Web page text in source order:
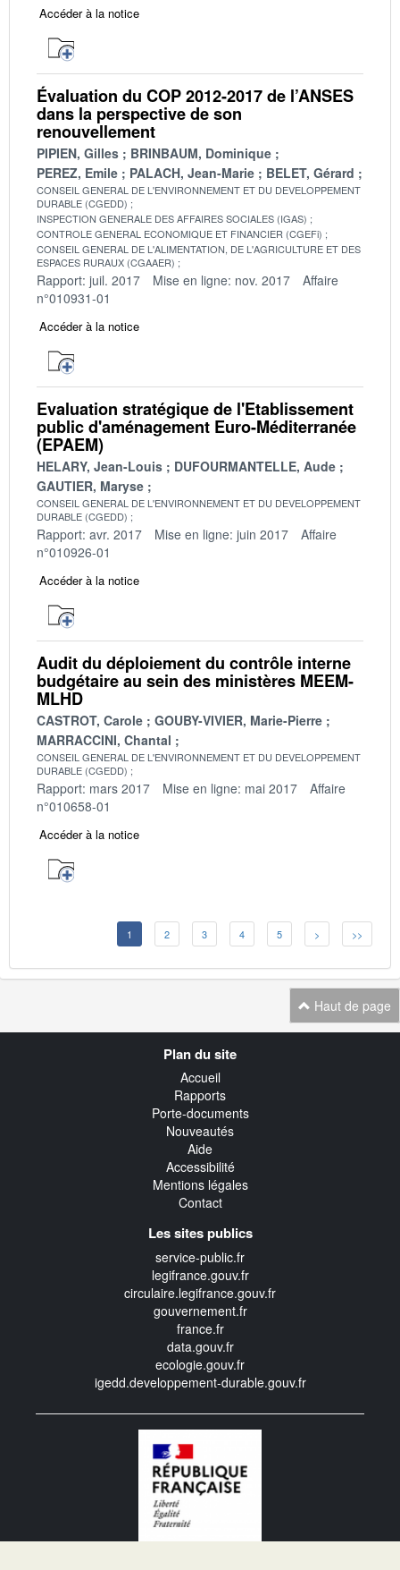
Accéder à la notice
Évaluation du COP 2012-2017 de l’ANSES
dans la perspective de son
renouvellement
PIPIEN, Gilles
BRINBAUM, Dominique
PEREZ, Emile
PALACH, Jean-Marie BELET, Gérard
CONSEIL GENERAL DE L'ENVIRONNEMENT ET DU DEVELOPPEMENT
DURABLE (CGEDD)
INSPECTION GENERALE DES AFFAIRES SOCIALES (IGAS)
CONTROLE GENERAL ECONOMIQUE ET FINANCIER (CGEFi)
CONSEIL GENERAL DE L'ALIMENTATION, DE L'AGRICULTURE ET DES
ESPACES RURAUX (CGAAER)
Rapport: juil. 2017 Mise en ligne: nov. 2017
Affaire
n°010931-01
Accéder à la notice
Evaluation stratégique de l'Etablissement
public d'aménagement Euro-Méditerranée
(EPAEM)
HELARY, Jean-Louis
DUFOURMANTELLE, Aude
GAUTIER, Maryse
CONSEIL GENERAL DE L'ENVIRONNEMENT ET DU DEVELOPPEMENT
DURABLE (CGEDD)
Rapport: avr. 2017 Mise en ligne: juin 2017
Affaire
n°010926-01
Accéder à la notice
Audit du déploiement du contrôle interne
budgétaire au sein des ministères MEEM-
MLHD
CASTROT, Carole
GOUBY-VIVIER, Marie-Pierre
MARRACCINI, Chantal
CONSEIL GENERAL DE L'ENVIRONNEMENT ET DU DEVELOPPEMENT
DURABLE (CGEDD)
Rapport: mars 2017 Mise en ligne: mai 2017
Affaire
n°010658-01
Accéder à la notice
1 2 3 4 5 > >>
Haut de page
Plan du site
Accueil
Rapports
Porte-documents
Nouveautés
Aide
Accessibilité
Mentions légales
Contact
Les sites publics
service-public.fr
legifrance.gouv.fr
circulaire.legifrance.gouv.fr
gouvernement.fr
france.fr
data.gouv.fr
ecologie.gouv.fr
igedd.developpement-durable.gouv.fr